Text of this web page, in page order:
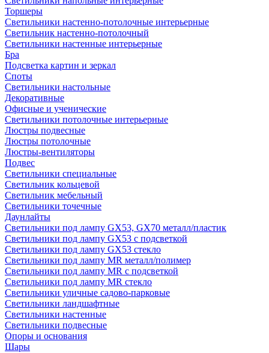
Торшеры
Светильники настенно-потолочные интерьерные
Светильник настенно-потолочный
Светильники настенные интерьерные
Бра
Подсветка картин и зеркал
Споты
Светильники настольные
Декоративные
Офисные и ученические
Светильники потолочные интерьерные
Люстры подвесные
Люстры потолочные
Люстры-вентиляторы
Подвес
Светильники специальные
Светильник кольцевой
Светильник мебельный
Светильники точечные
Даунлайты
Светильники под лампу GX53, GX70 металл/пластик
Светильники под лампу GX53 с подсветкой
Светильники под лампу GX53 стекло
Светильники под лампу MR металл/полимер
Светильники под лампу MR с подсветкой
Светильники под лампу MR стекло
Светильники уличные садово-парковые
Светильники ландшафтные
Светильники настенные
Светильники подвесные
Опоры и основания
Шары